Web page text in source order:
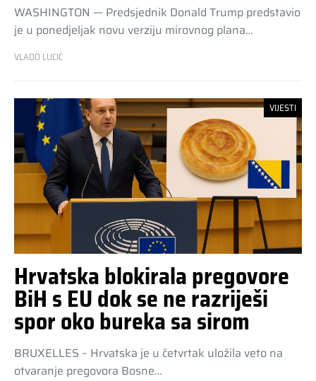
WASHINGTON — Predsjednik Donald Trump predstavio
je u ponedjeljak novu verziju mirovnog plana…
VLADO LUCIĆ
VIJESTI
Hrvatska blokirala pregovore
BiH s EU dok se ne razriješi
spor oko bureka sa sirom
BRUXELLES – Hrvatska je u četvrtak uložila veto na
otvaranje pregovora Bosne…